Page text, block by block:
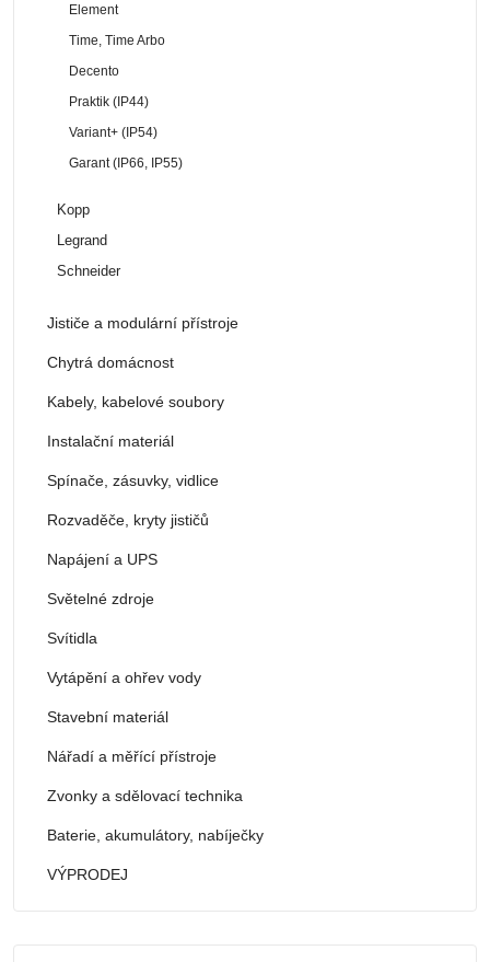
Element
Time, Time Arbo
Decento
Praktik (IP44)
Variant+ (IP54)
Garant (IP66, IP55)
Kopp
Legrand
Schneider
Jističe a modulární přístroje
Chytrá domácnost
Kabely, kabelové soubory
Instalační materiál
Spínače, zásuvky, vidlice
Rozvaděče, kryty jističů
Napájení a UPS
Světelné zdroje
Svítidla
Vytápění a ohřev vody
Stavební materiál
Nářadí a měřící přístroje
Zvonky a sdělovací technika
Baterie, akumulátory, nabíječky
VÝPRODEJ